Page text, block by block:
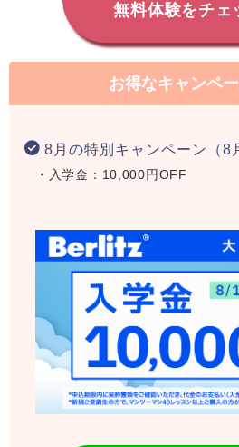
無料体験をチェ
お得なキャンペ
8月の特別キャンペーン（8
・入学金：10,000円OFF